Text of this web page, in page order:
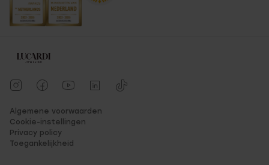
Algemene voorwaarden
Cookie-instellingen
Privacy policy
Toegankelijkheid